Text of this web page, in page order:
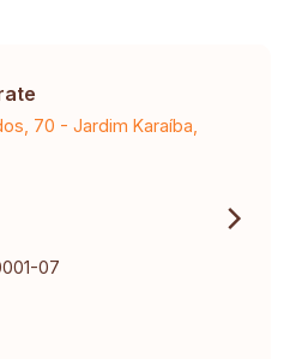
o pavimento superior
- R$840.000,00
- R$1.745.000,00
e valor.
70 - Jardim Karaíba,
07